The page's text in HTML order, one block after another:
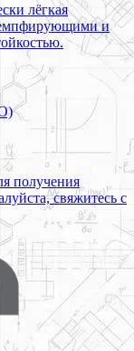
лёгкая
и
получения
свяжитесь с